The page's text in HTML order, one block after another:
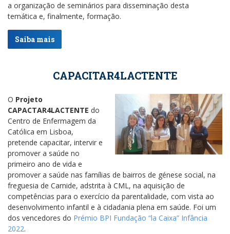
a organização de seminários para disseminação desta
temática e, finalmente, formação.
Saiba mais
CAPACITAR4LACTENTE
O Projeto
CAPACTAR4LACTENTE do
Centro de Enfermagem da
Católica em Lisboa,
pretende capacitar, intervir e
promover a saúde no
primeiro ano de vida e
promover a saúde nas famílias de bairros de génese social, na
freguesia de Carnide, adstrita à CML, na aquisição de
competências para o exercício da parentalidade, com vista ao
desenvolvimento infantil e à cidadania plena em saúde. Foi um
dos vencedores do Prémio BPI Fundação “la Caixa” Infância
2022.